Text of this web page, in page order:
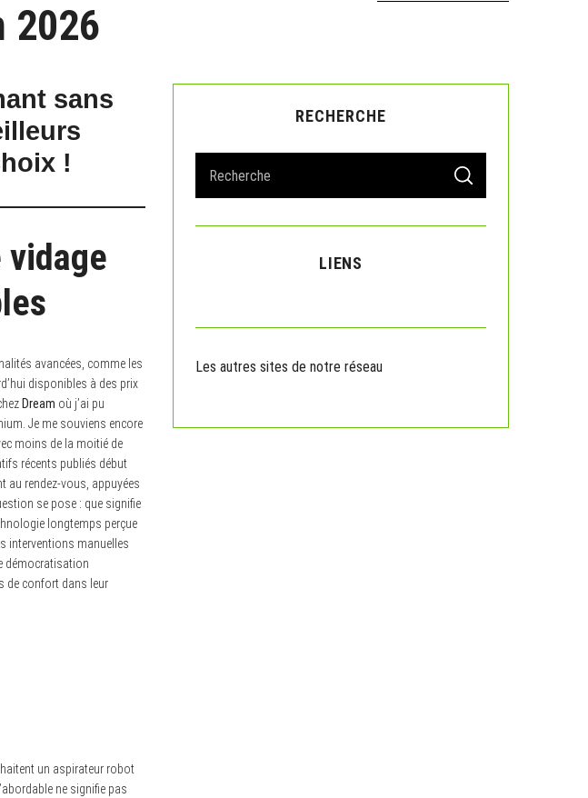
2026
sans
!
avancées, comme les
disponibles à des prix
Dream où j’ai pu
Je me souviens encore
moins de la moitié de
récents publiés début
au rendez-vous, appuyées
se pose : que signifie
longtemps perçue
interventions manuelles
démocratisation
de confort dans leur
un aspirateur robot
ne signifie pas
RECHERCHE
a
r
r
S
A
C
LIENS
Les autres sites de notre réseau